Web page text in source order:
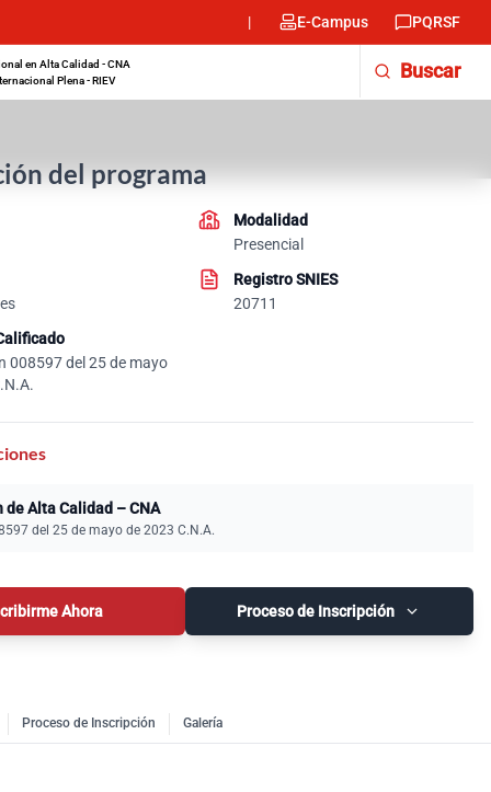
E-Campus PQRSF
en Alta Calidad - CNA
Plena - RIEV
Buscar
del programa
Modalidad
Presencial
Registro SNIES
20711
008597 del 25 de mayo
Alta Calidad – CNA
del 25 de mayo de 2023 C.N.A.
Ahora Proceso de Inscripción
Proceso de Inscripción Galería